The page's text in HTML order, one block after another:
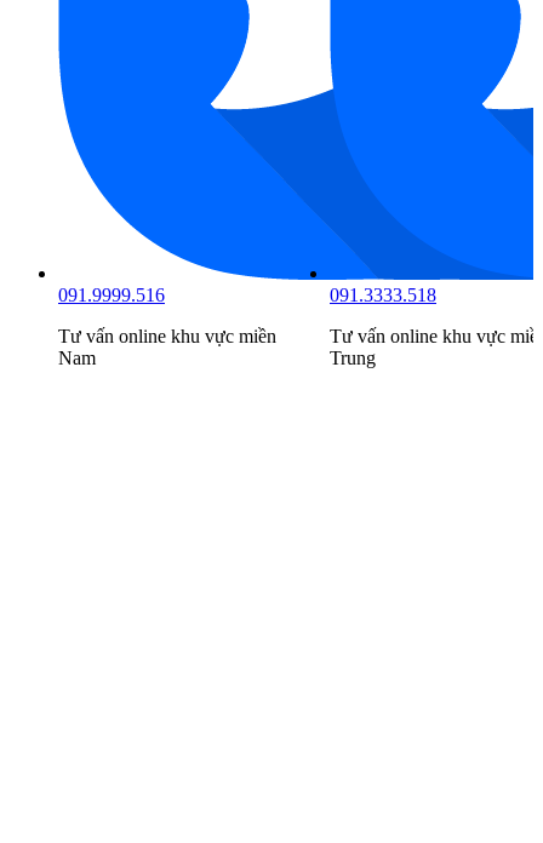
cung cấp các thiết bị vệ sinh TOTO chính hãng đảm bảo với
giá cả phù hợp cùng nhiều ưu đãi cực kỳ hấp dẫn.
Tham khảo các sản phẩm liên quan tại Kim Quốc Tiến
Bồn
tắm TOTO
,Thiết bị vệ sinh TOTO
091.9999.516
Tư vấn online khu vực miền
Nam
091.3333.518
Tư vấn online khu vực
Trung